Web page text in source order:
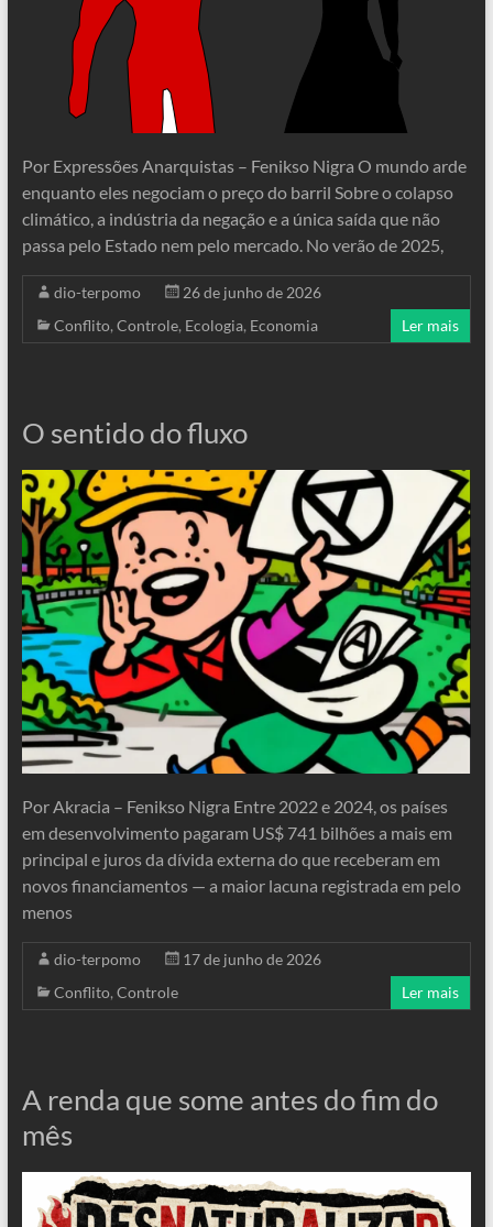
Por Expressões Anarquistas – Fenikso Nigra O mundo arde
enquanto eles negociam o preço do barril Sobre o colapso
climático, a indústria da negação e a única saída que não
passa pelo Estado nem pelo mercado. No verão de 2025,
dio-terpomo
26 de junho de 2026
Conflito, Controle, Ecologia, Economia Ler mais
O sentido do fluxo
Por Akracia – Fenikso Nigra Entre 2022 e 2024, os países
em desenvolvimento pagaram US$ 741 bilhões a mais em
principal e juros da dívida externa do que receberam em
novos financiamentos — a maior lacuna registrada em pelo
menos
dio-terpomo
17 de junho de 2026
Conflito,Controle Ler mais
A renda que some antes do fim do
mês